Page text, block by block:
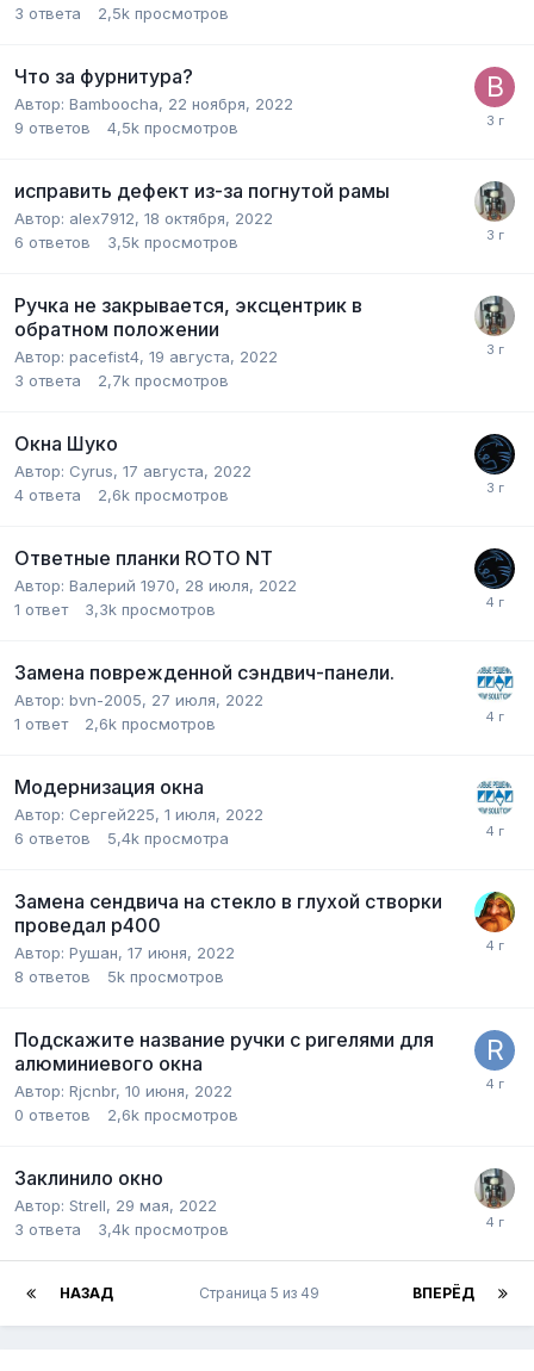
3 ответа 2,5k просмотров
Что за фурнитура?
Автор: Bamboocha, 22 ноября, 2022
9 ответов 4,5k просмотров
исправить дефект из-за погнутой рамы
Автор: alex7912, 18 октября, 2022
6 ответов 3,5k просмотров
Ручка не закрывается, эксцентрик в
обратном положении
Автор: pacefist4, 19 августа, 2022
3 ответа 2,7k просмотров
Окна Шуко
Автор: Cyrus, 17 августа, 2022
4 ответа 2,6k просмотров
Ответные планки ROTO NT
Автор: Валерий 1970, 28 июля, 2022
1 ответ 3,3k просмотров
Замена поврежденной сэндвич-панели.
Автор: bvn-2005, 27 июля, 2022
1 ответ 2,6k просмотров
Модернизация окна
Автор: Сергей225, 1 июля, 2022
6 ответов 5,4k просмотра
Замена сендвича на стекло в глухой створки
проведал р400
Автор: Рушан, 17 июня, 2022
8 ответов 5k просмотров
Подскажите название ручки с ригелями для
алюминиевого окна
Автор: Rjcnbr, 10 июня, 2022
0 ответов 2,6k просмотров
Заклинило окно
Автор: Strell, 29 мая, 2022
3 ответа 3,4k просмотров
НАЗАД ВПЕРЁД
Страница 5 из 49